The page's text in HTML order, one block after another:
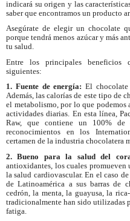
indicará su origen y las
saber que encontramos un producto
Asegúrate de elegir un chocolate
porque tendrá menos azúcar y más
tu salud.
Entre los principales beneficios
siguientes:
1. Fuente de energía:El chocolate
Además, las calorías de este tipo de
el metabolismo, por lo que podemos
actividades diarias. En esta línea,
Raw, que contiene un 100% de
reconocimientos en los
certamen de la industria chocolatera
2. Bueno para la salud del
antioxidantes, los cuales
la salud cardiovascular. En el caso
de Latinoamérica a sus barras de
cedrón, la menta, la guayusa, la
tradicionalmente han sido utilizadas
fatiga.